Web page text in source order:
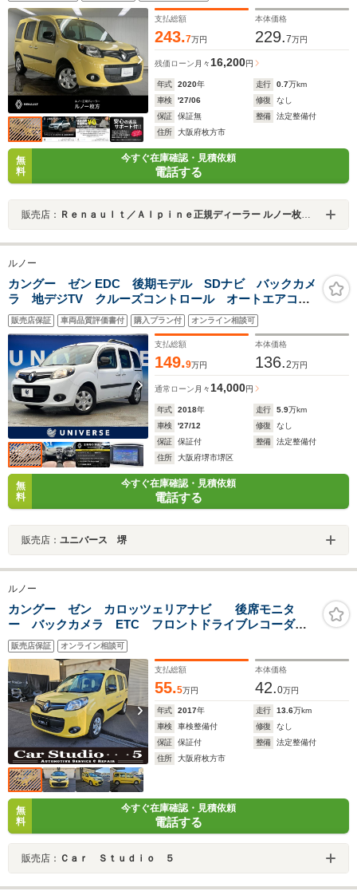
支払総額
243.7万円
本体価格
229.7万円
残価ローン 月々 16,200円
年式 2020年 走行 0.7万km
車検
'27/06 修復
なし
保証
保証無 整備
法定整備付
住所
大阪府枚方市
無
料
今すぐ在庫確認・見積依頼
電話する
販売店： Ｒｅｎａｕｌｔ／Ａｌｐｉｎｅ正規ディーラー ルノー枚方・アルピーヌポイント枚方
ルノー
カングー ゼン EDC 後期モデル SDナビ バックカメ
ラ 地デジTV クルーズコントロール オートエアコ
ン オートライト プライバシーガラス ETC車載器
Bluetooth接続 CD再生 前席アームレスト 禁煙車
販売店保証 車両品質評価書付 購入プラン付 オンライン相談可
支払総額
149.9万円
本体価格
136.2万円
通常ローン 月々 14,000円
年式 2018年 走行 5.9万km
車検
'27/12 修復
なし
保証
保証付 整備
法定整備付
住所
大阪府堺市堺区
無
料
今すぐ在庫確認・見積依頼
電話する
販売店： ユニバース 堺
ルノー
カングー ゼン カロッツェリアナビ 後席モニタ
ー バックカメラ ETC フロントドライブレコーダ
ー オートエアコン ルーフレール オーバーヘッドコ
ンソールボックス トノカバー
販売店保証 オンライン相談可
支払総額
55.5万円
本体価格
42.0万円
年式 2017年 走行 13.6万km
車検
車検整備付 修復
なし
保証
保証付 整備
法定整備付
住所
大阪府枚方市
無
料
今すぐ在庫確認・見積依頼
電話する
販売店： Ｃａｒ Ｓｔｕｄｉｏ ５